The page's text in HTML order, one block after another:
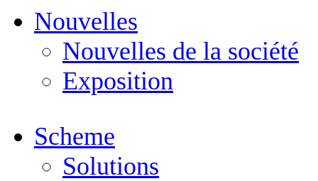
Nouvelles
Nouvelles de la société
Exposition
Scheme
Solutions